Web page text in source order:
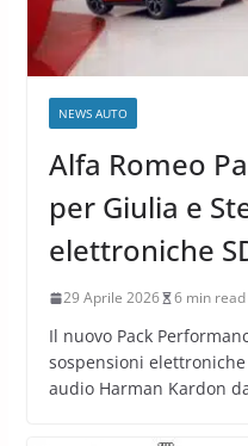
NEWS AUTO
Alfa Romeo
per Giulia e
elettroniche
29 Aprile 2026 6 min read
Il nuovo Pack
sospensioni
audio Harman Kardon